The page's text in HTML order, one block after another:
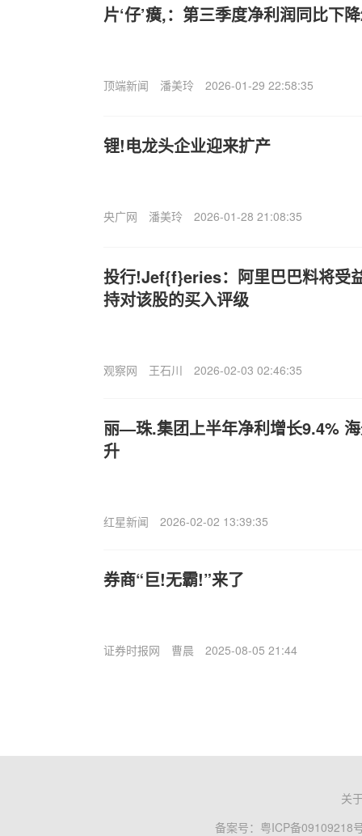
片‘仔’癀,：第三季度净利润同比下
顶端新闻 潘美玲 2026-01-29 22:58:35
锂!电龙头企业迎来扩产
央广网 潘美玲 2026-01-28 21:08:35
投行!Jef{f}eries：阿里巴巴料将受
持对该股的买入评级
观察网 王石川 2026-02-03 02:46:35
丽—珠.集团上半年净利增长9.4%
升
红星新闻 2026-02-02 13:39:35
券商“巨!无霸!”来了
证券时报网 曹晨 2025-08-05 21:44
关
备案号： 粤ICP备09109218